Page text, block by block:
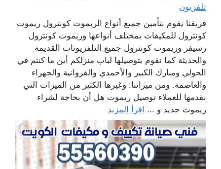
تلفزيون
فريقنا يقوم بتأمين جميع أنواع الريموت كونترول ريموت
كونترول للمكيفات بمختلف أنواعها وريموت كونترول
رسيفر وريموت كونترول جميع التلفزيونات القديمة
والحديثة كما نقوم بتوصيلها لباب منزلكم أين ما كنتم في
الحولي ومبارك الكبير والأحمدي والفروانية والجهراء
والعاصمة. ومن ميزاتنا: وغيرها الكثير من الميزات التي
نقدمها للعملاء توصيل ريموت هل أن بحاجة لشراء
ريموت جديد و ... اقرأ المزيد